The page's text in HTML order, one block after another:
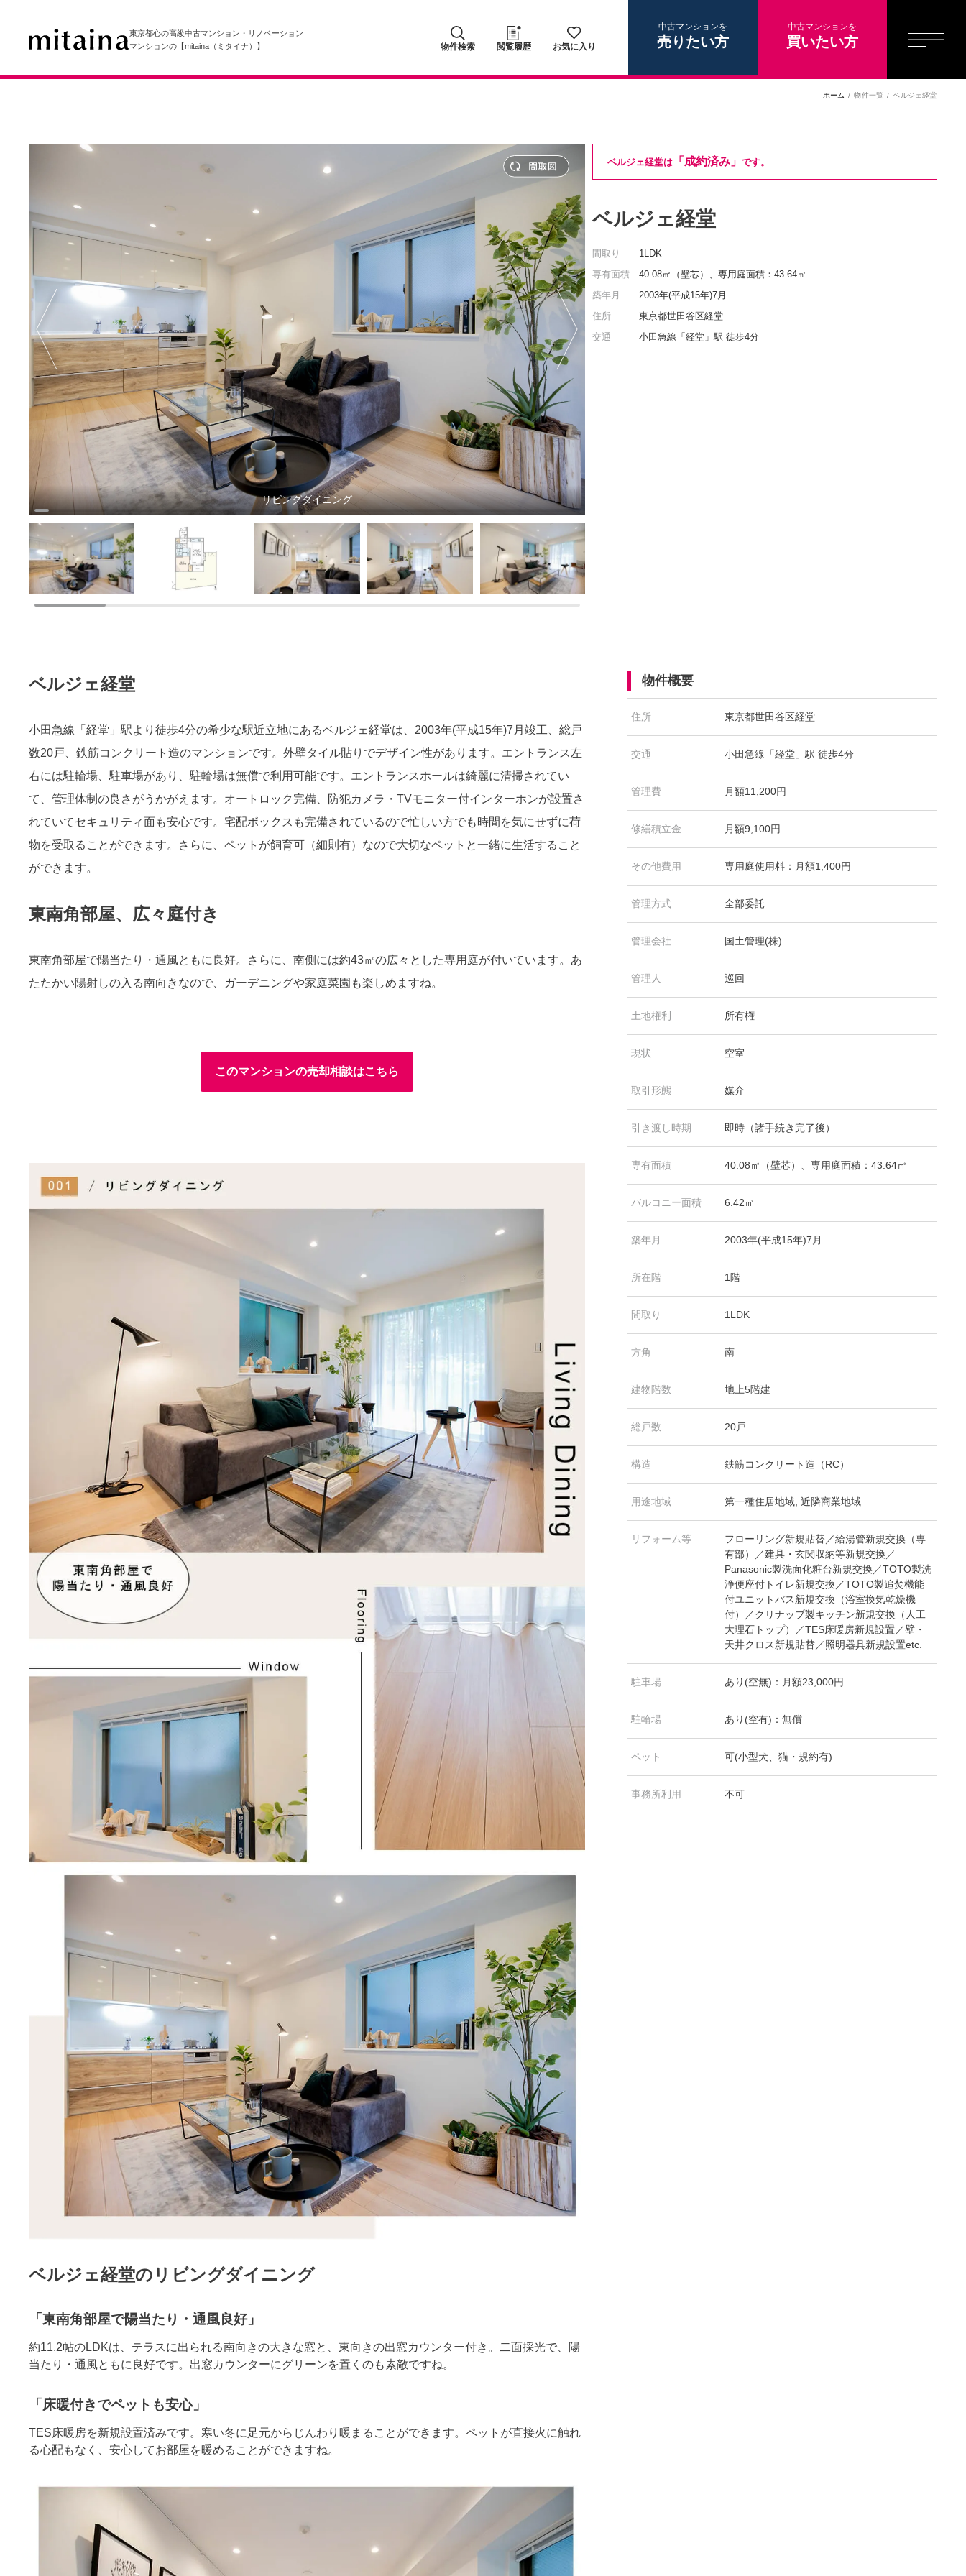
東京都心の高級中古マンション・リノベーション
マンションの【mitaina（ミタイナ）】
物件検索 閲覧履歴 お気に入り
中古マンションを
売りたい方
中古マンションを
買いたい方
ホーム 物件一覧 ベルジェ経堂
リビングダイニング
ベルジェ経堂は「成約済み」 です。
ベルジェ経堂
間取り
1LDK
専有面積
40.08㎡（壁芯）、専用庭面積：43.64㎡
築年月
2003年(平成15年)7月
住所
東京都世田谷区経堂
交通
小田急線「経堂」駅 徒歩4分
ベルジェ経堂
小田急線「経堂」駅より徒歩4分の希少な駅近立地にあるベルジェ経堂は、2003年(平成15年)7月竣工、総戸
数20戸、鉄筋コンクリート造のマンションです。外壁タイル貼りでデザイン性があります。エントランス左
右には駐輪場、駐車場があり、駐輪場は無償で利用可能です。エントランスホールは綺麗に清掃されてい
て、管理体制の良さがうかがえます。オートロック完備、防犯カメラ・TVモニター付インターホンが設置さ
れていてセキュリティ面も安心です。宅配ボックスも完備されているので忙しい方でも時間を気にせずに荷
物を受取ることができます。さらに、ペットが飼育可（細則有）なので大切なペットと一緒に生活すること
ができます。
東南角部屋、広々庭付き
東南角部屋で陽当たり・通風ともに良好。さらに、南側には約43㎡の広々とした専用庭が付いています。あ
たたかい陽射しの入る南向きなので、ガーデニングや家庭菜園も楽しめますね。
このマンションの売却相談はこちら
ベルジェ経堂のリビングダイニング
「東南角部屋で陽当たり・通風良好」
約11.2帖のLDKは、テラスに出られる南向きの大きな窓と、東向きの出窓カウンター付き。二面採光で、陽
当たり・通風ともに良好です。出窓カウンターにグリーンを置くのも素敵ですね。
「床暖付きでペットも安心」
TES床暖房を新規設置済みです。寒い冬に足元からじんわり暖まることができます。ペットが直接火に触れ
る心配もなく、安心してお部屋を暖めることができますね。
物件概要
住所 東京都世田谷区経堂
交通 小田急線「経堂」駅 徒歩4分
管理費 月額11,200円
修繕積立金 月額9,100円
その他費用 専用庭使用料：月額1,400円
管理方式 全部委託
管理会社 国土管理(株)
管理人 巡回
土地権利 所有権
現状 空室
取引形態 媒介
引き渡し時期 即時（諸手続き完了後）
専有面積 40.08㎡（壁芯）、専用庭面積：43.64㎡
バルコニー面積 6.42㎡
築年月 2003年(平成15年)7月
所在階 1階
間取り 1LDK
方角 南
建物階数 地上5階建
総戸数 20戸
構造 鉄筋コンクリート造（RC）
用途地域 第一種住居地域, 近隣商業地域
リフォーム等
フローリング新規貼替／給湯管新規交換（専
有部）／建具・玄関収納等新規交換／
Panasonic製洗面化粧台新規交換／TOTO製洗
浄便座付トイレ新規交換／TOTO製追焚機能
付ユニットバス新規交換（浴室換気乾燥機
付）／クリナップ製キッチン新規交換（人工
大理石トップ）／TES床暖房新規設置／壁・
天井クロス新規貼替／照明器具新規設置etc.
駐車場 あり(空無)：月額23,000円
駐輪場 あり(空有)：無償
ペット 可(小型犬、猫・規約有)
事務所利用 不可